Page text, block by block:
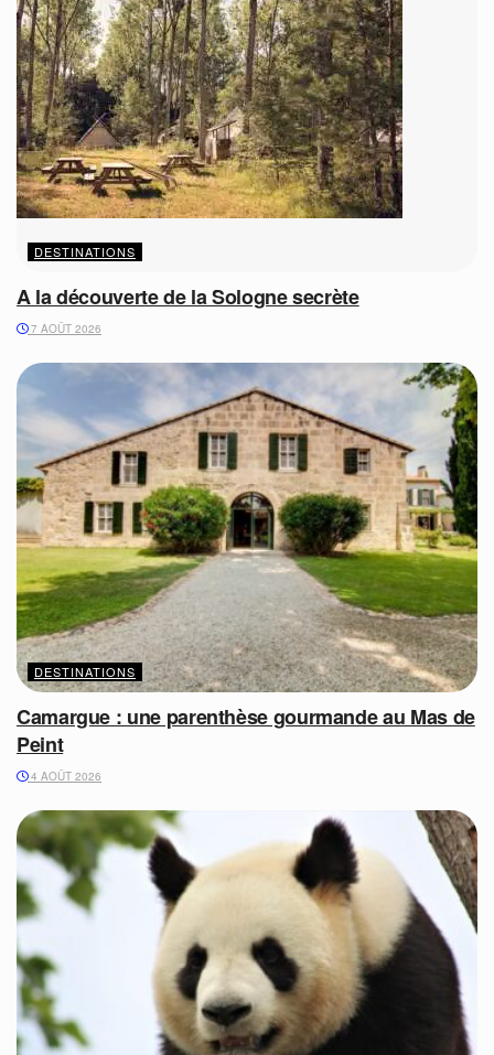
DESTINATIONS
A la découverte de la Sologne secrète
7 AOÛT 2026
DESTINATIONS
Camargue : une parenthèse gourmande au Mas de
Peint
4 AOÛT 2026